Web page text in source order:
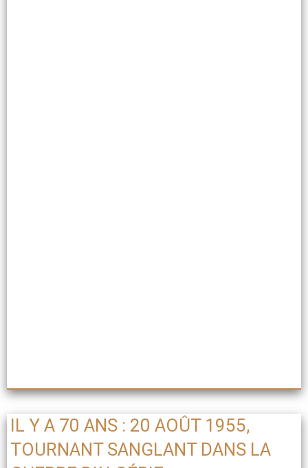
IL Y A 70 ANS : 20 AOÛT 1955,
TOURNANT SANGLANT DANS LA